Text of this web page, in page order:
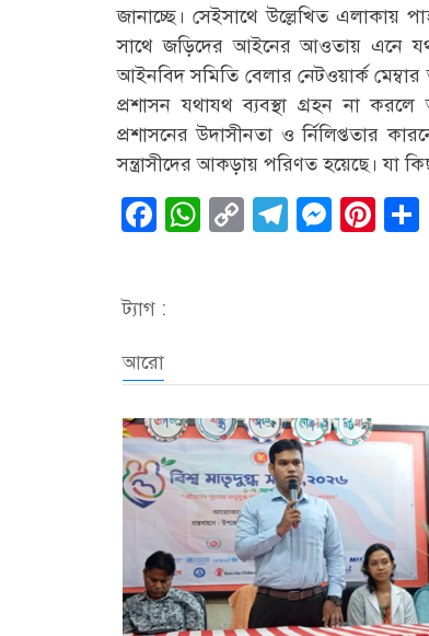
জানাচ্ছে। সেইসাথে উল্লেখিত এলাকায়
সাথে জড়িদের আইনের আওতায় এনে
আইনবিদ সমিতি বেলার নেটওয়ার্ক
প্রশাসন যথাযথ ব্যবস্থা গ্রহন না
প্রশাসনের উদাসীনতা ও র্নিলিপ্ততার
সন্ত্রাসীদের আকড়ায় পরিণত হয়েছে। যা
Facebook
WhatsApp
CopyTelegram
ট্যাগ :
আরো